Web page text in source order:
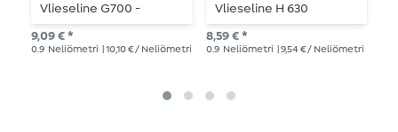
Vlieseline G700 -
silitettävä välivuori
9,09 € *
0.9 Neliömetri | 10,10 € / Neliömetri
Vlieseline H 630
voidaan silitellä päälle
8,59 € *
0.9 Neliömetri | 9,54 € / Neliömetri